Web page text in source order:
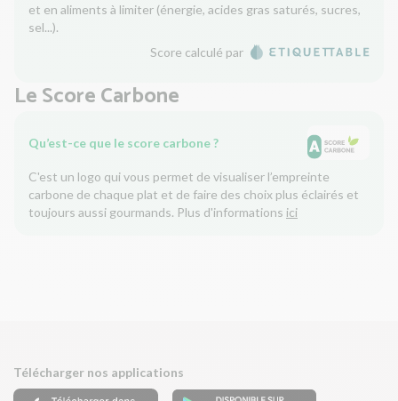
et en aliments à limiter (énergie, acides gras saturés, sucres,
sel...).
Score calculé par
Le Score Carbone
Qu’est-ce que le score carbone ?
C'est un logo qui vous permet de visualiser l’empreinte
carbone de chaque plat et de faire des choix plus éclairés et
toujours aussi gourmands. Plus d'informations ici
Télécharger nos applications